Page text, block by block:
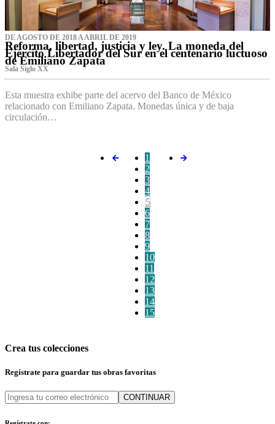
DE AGOSTO DE 2018 A ABRIL DE 2019
Reforma, libertad, justicia y ley. La moneda del
Ejército Libertador del Sur en el centenario luctuoso
de Emiliano Zapata
Sala Siglo XX
Esta muestra exhibe parte del acervo del Banco de México
relacionado con Emiliano Zapata. Monedas única y de baja
circulación…
1
2
3
4
5
6
7
8
9
10
11
12
13
14
15
Crea tus colecciones
Regístrate para guardar tus obras favoritas
CONTINUAR